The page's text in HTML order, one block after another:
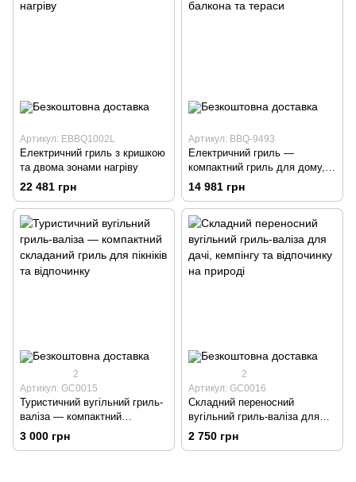
Артикул: EBBQ1002L
Електричний гриль з кришкою
та двома зонами нагріву
22 481 грн
Артикул: BBQ-9493
Електричний гриль —
компактний гриль для дому,
балкона та тераси
14 981 грн
2
Артикул: GC0015
Туристичний вугільний гриль-
валіза — компактний
складаний гриль для пікніків
та відпочинку
3 000 грн
2
Артикул: GC0016
Складний переносний
вугільний гриль-валіза для
дачі, кемпінгу та відпочинку
на природі
2 750 грн